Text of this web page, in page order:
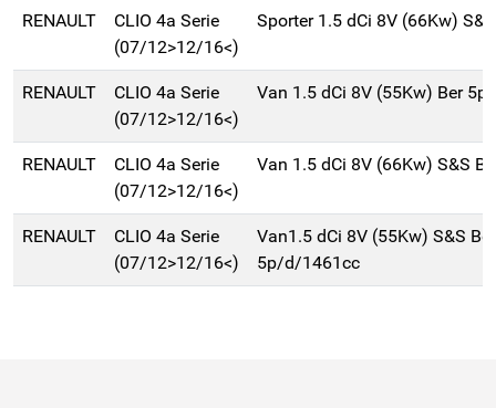
RENAULT
CLIO 4a Serie
(07/12>12/16<)
Sporter 1.5 dCi 8V (66Kw)
RENAULT
CLIO 4a Serie
(07/12>12/16<)
Van 1.5 dCi 8V (55Kw) Ber
RENAULT
CLIO 4a Serie
(07/12>12/16<)
Van 1.5 dCi 8V (66Kw) S&S
RENAULT
CLIO 4a Serie
(07/12>12/16<)
Van1.5 dCi 8V (55Kw) S&S Ber
5p/d/1461cc